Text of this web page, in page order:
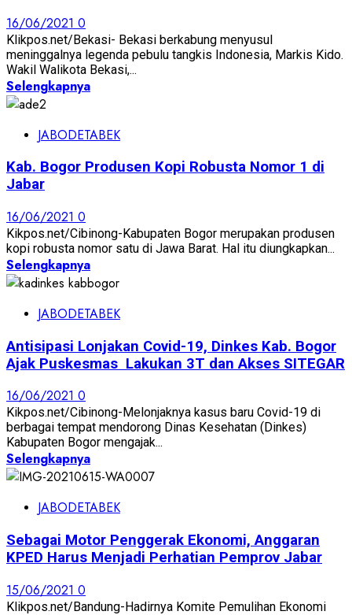
16/06/2021 0
Klikpos.net/Bekasi- Bekasi berkabung menyusul
meninggalnya legenda pebulu tangkis Indonesia, Markis Kido.
Wakil Walikota Bekasi,...
Selengkapnya
JABODETABEK
Kab. Bogor Produsen Kopi Robusta Nomor 1 di
Jabar
16/06/2021 0
Kikpos.net/Cibinong-Kabupaten Bogor merupakan produsen
kopi robusta nomor satu di Jawa Barat. Hal itu diungkapkan...
Selengkapnya
JABODETABEK
Antisipasi Lonjakan Covid-19, Dinkes Kab. Bogor
Ajak Puskesmas Lakukan 3T dan Akses SITEGAR
16/06/2021 0
Kikpos.net/Cibinong-Melonjaknya kasus baru Covid-19 di
berbagai tempat mendorong Dinas Kesehatan (Dinkes)
Kabupaten Bogor mengajak...
Selengkapnya
JABODETABEK
Sebagai Motor Penggerak Ekonomi, Anggaran
KPED Harus Menjadi Perhatian Pemprov Jabar
15/06/2021 0
Klikpos.net/Bandung-Hadirnya Komite Pemulihan Ekonomi